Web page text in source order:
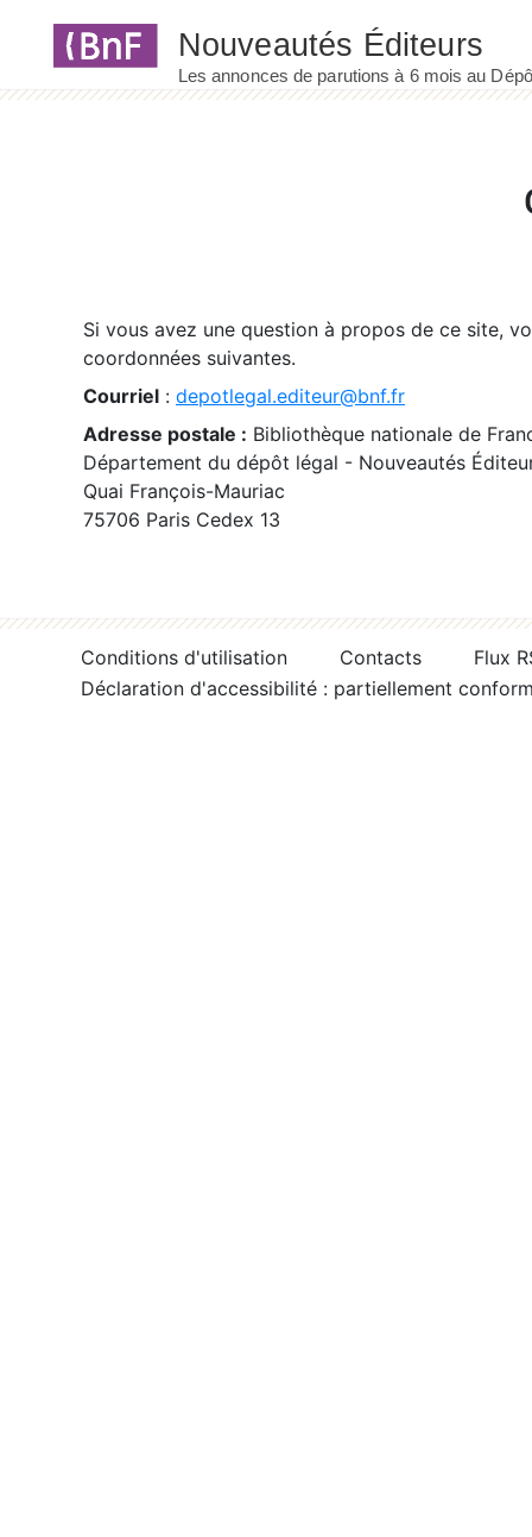
Si vous avez une question à propos de ce site,
coordonnées suivantes.
Courriel : depotlegal.editeur@bnf.fr
Adresse postale : Bibliothèque nationale de
Département du dépôt légal - Nouveautés
Quai François-Mauriac
75706 Paris Cedex 13
Conditions d'utilisation Contacts
Flux
Déclaration d'accessibilité : partiellement